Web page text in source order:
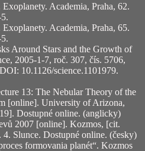
Academia, Praha, 62.
Academia, Praha, 65.
Around Stars and the Growth of
2005-1-7, roč. 307, čís. 5706,
10.1126/science.1101979.
13: The Nebular Theory of the
[online]. University of Arizona,
Dostupné online. (anglicky)
2007 [online]. Kozmos, [cit.
Slunce. Dostupné online. (česky)
formovania planét“. Kozmos